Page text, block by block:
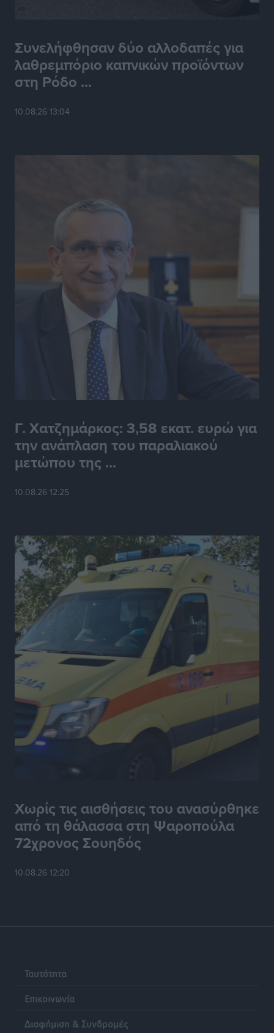
Συνελήφθησαν δύο αλλοδαπές για
λαθρεμπόριο καπνικών προϊόντων
στη Ρόδο ...
10.08.26 13:04
Γ. Χατζημάρκος: 3,58 εκατ. ευρώ για
την ανάπλαση του παραλιακού
μετώπου της ...
10.08.26 12:25
Χωρίς τις αισθήσεις του ανασύρθηκε
από τη θάλασσα στη Ψαροπούλα
72χρονος Σουηδός
10.08.26 12:20
Ταυτότητα
Επικοινωνία
Διαφήμιση & Συνδρομές